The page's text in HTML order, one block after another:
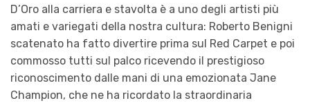
D’Oro alla carriera e stavolta è a uno degli artisti più
amati e variegati della nostra cultura: Roberto Benigni
scatenato ha fatto divertire prima sul Red Carpet e poi
commosso tutti sul palco ricevendo il prestigioso
riconoscimento dalle mani di una emozionata Jane
Champion, che ne ha ricordato la straordinaria